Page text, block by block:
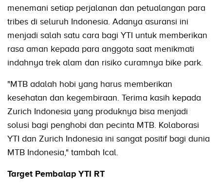
menemani setiap perjalanan dan petualangan para
tribes di seluruh Indonesia. Adanya asuransi ini
menjadi salah satu cara bagi YTI untuk memberikan
rasa aman kepada para anggota saat menikmati
indahnya trek alam dan risiko curamnya bike park.
"MTB adalah hobi yang harus memberikan
kesehatan dan kegembiraan. Terima kasih kepada
Zurich Indonesia yang produknya bisa menjadi
solusi bagi penghobi dan pecinta MTB. Kolaborasi
YTI dan Zurich Indonesia ini sangat positif bagi dunia
MTB Indonesia," tambah Ical.
Target Pembalap YTI RT